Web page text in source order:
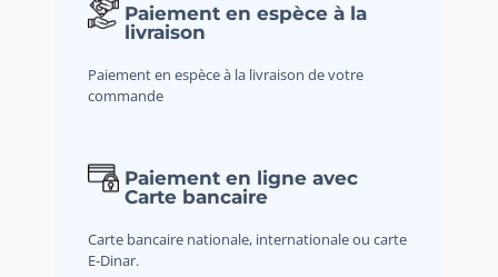
Paiement en espèce à la
livraison
Paiement en espèce à la livraison de votre
commande
Paiement en ligne avec
Carte bancaire
Carte bancaire nationale, internationale ou carte
E-Dinar.